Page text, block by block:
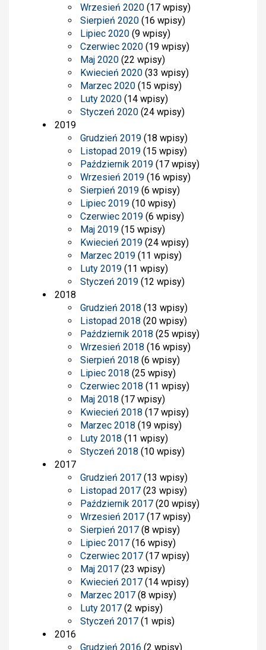
Wrzesień 2020 (17 wpisy)
Sierpień 2020 (16 wpisy)
Lipiec 2020 (9 wpisy)
Czerwiec 2020 (19 wpisy)
Maj 2020 (22 wpisy)
Kwiecień 2020 (33 wpisy)
Marzec 2020 (15 wpisy)
Luty 2020 (14 wpisy)
Styczeń 2020 (24 wpisy)
2019
Grudzień 2019 (18 wpisy)
Listopad 2019 (15 wpisy)
Październik 2019 (17 wpisy)
Wrzesień 2019 (16 wpisy)
Sierpień 2019 (6 wpisy)
Lipiec 2019 (10 wpisy)
Czerwiec 2019 (6 wpisy)
Maj 2019 (15 wpisy)
Kwiecień 2019 (24 wpisy)
Marzec 2019 (11 wpisy)
Luty 2019 (11 wpisy)
Styczeń 2019 (12 wpisy)
2018
Grudzień 2018 (13 wpisy)
Listopad 2018 (20 wpisy)
Październik 2018 (25 wpisy)
Wrzesień 2018 (16 wpisy)
Sierpień 2018 (6 wpisy)
Lipiec 2018 (25 wpisy)
Czerwiec 2018 (11 wpisy)
Maj 2018 (17 wpisy)
Kwiecień 2018 (17 wpisy)
Marzec 2018 (19 wpisy)
Luty 2018 (11 wpisy)
Styczeń 2018 (10 wpisy)
2017
Grudzień 2017 (13 wpisy)
Listopad 2017 (23 wpisy)
Październik 2017 (20 wpisy)
Wrzesień 2017 (17 wpisy)
Sierpień 2017 (8 wpisy)
Lipiec 2017 (16 wpisy)
Czerwiec 2017 (17 wpisy)
Maj 2017 (23 wpisy)
Kwiecień 2017 (14 wpisy)
Marzec 2017 (8 wpisy)
Luty 2017 (2 wpisy)
Styczeń 2017 (1 wpis)
2016
Grudzień 2016 (2 wpisy)